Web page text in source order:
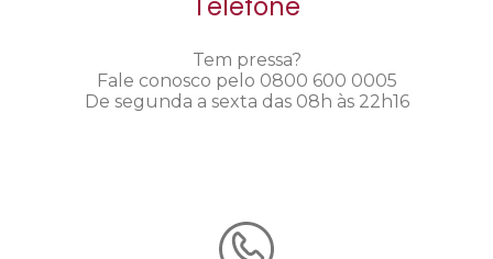
Tem pressa?
Fale conosco pelo 0800 600 0005
De segunda a sexta das 08h às 22h16